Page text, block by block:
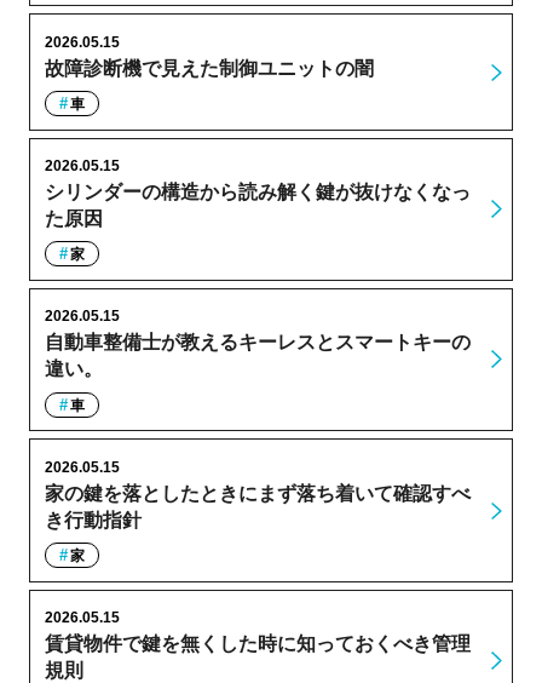
故障診断機で見えた制御ユニットの闇
2026.05.15
車
シリンダーの構造から読み解く鍵が抜けなくなっ
た原因
2026.05.15
家
自動車整備士が教えるキーレスとスマートキーの
違い。
2026.05.15
車
家の鍵を落としたときにまず落ち着いて確認すべ
き行動指針
2026.05.15
家
賃貸物件で鍵を無くした時に知っておくべき管理
規則
2026.05.15